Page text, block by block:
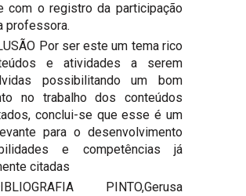
com o registro da participação
professora.
Por ser este um tema rico
e atividades a serem
possibilitando um bom
no trabalho dos conteúdos
conclui-se que esse é um
para o desenvolvimento
e competências já
citadas
PINTO,Gerusa